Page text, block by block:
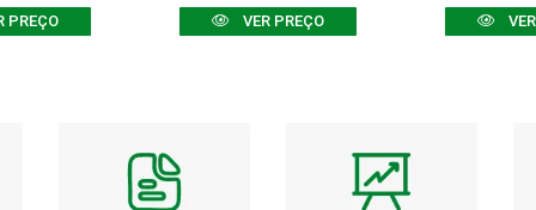
PREÇO VER PREÇO